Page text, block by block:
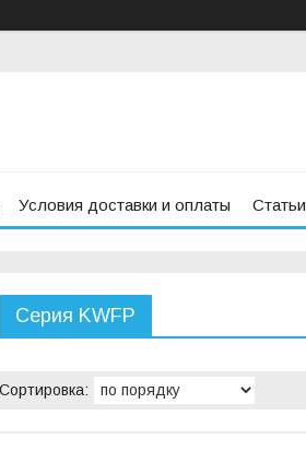
Условия доставки и оплаты Статьи
Серия KWFP